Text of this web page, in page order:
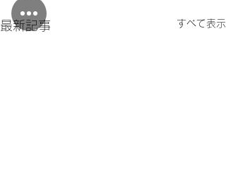
最新記事 すべて表示